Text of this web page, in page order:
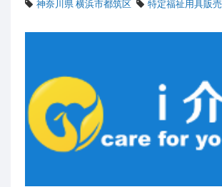
神奈川県 横浜市都筑区
特定福祉用具販売